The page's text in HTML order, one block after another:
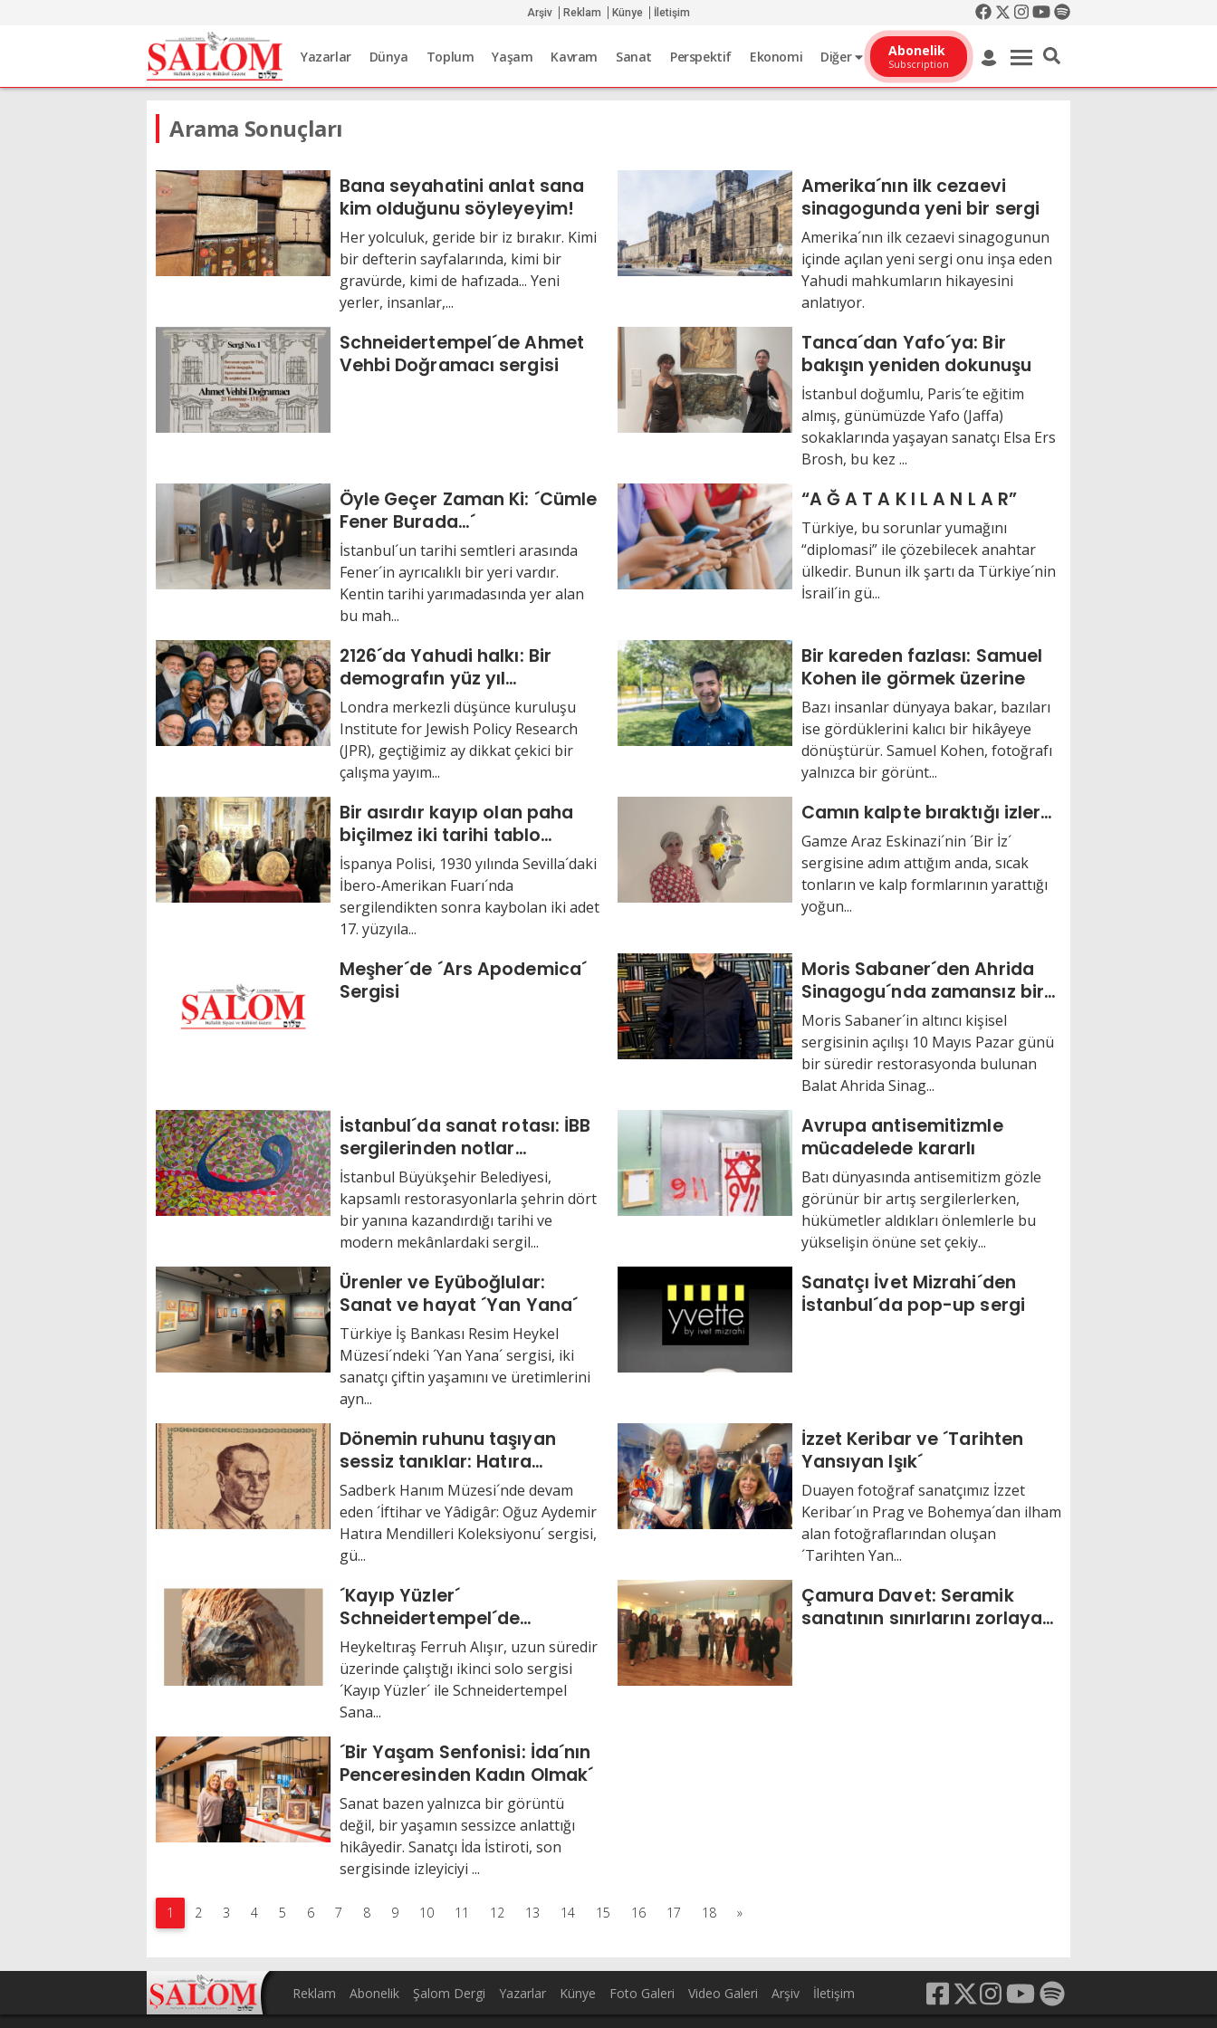
Arşiv Reklam Künye İletişim
Yazarlar Dünya Toplum Yaşam Kavram Sanat Perspektif Ekonomi Diğer Abonelik
Subscription
Arama Sonuçları
Bana seyahatini anlat sana
kim olduğunu söyleyeyim!
Her yolculuk, geride bir iz bırakır. Kimi
bir defterin sayfalarında, kimi bir
gravürde, kimi de hafızada... Yeni
yerler, insanlar,...
Amerika´nın ilk cezaevi
sinagogunda yeni bir sergi
Amerika´nın ilk cezaevi sinagogunun
içinde açılan yeni sergi onu inşa eden
Yahudi mahkumların hikayesini
anlatıyor.
Schneidertempel´de Ahmet
Vehbi Doğramacı sergisi
Tanca´dan Yafo´ya: Bir
bakışın yeniden dokunuşu
İstanbul doğumlu, Paris´te eğitim
almış, günümüzde Yafo (Jaffa)
sokaklarında yaşayan sanatçı Elsa Ers
Brosh, bu kez ...
Öyle Geçer Zaman Ki: ´Cümle
Fener Burada…´
İstanbul´un tarihi semtleri arasında
Fener´in ayrıcalıklı bir yeri vardır.
Kentin tarihi yarımadasında yer alan
bu mah...
“A Ğ A T A K I L A N L A R”
Türkiye, bu sorunlar yumağını
“diplomasi” ile çözebilecek anahtar
ülkedir. Bunun ilk şartı da Türkiye´nin
İsrail´in gü...
2126´da Yahudi halkı: Bir
demografın yüz yıl
sonrasına bakışı
Londra merkezli düşünce kuruluşu
Institute for Jewish Policy Research
(JPR), geçtiğimiz ay dikkat çekici bir
çalışma yayım...
Bir kareden fazlası: Samuel
Kohen ile görmek üzerine
Bazı insanlar dünyaya bakar, bazıları
ise gördüklerini kalıcı bir hikâyeye
dönüştürür. Samuel Kohen, fotoğrafı
yalnızca bir görünt...
Bir asırdır kayıp olan paha
biçilmez iki tarihi tablo
bulundu
İspanya Polisi, 1930 yılında Sevilla´daki
İbero-Amerikan Fuarı´nda
sergilendikten sonra kaybolan iki adet
17. yüzyıla...
Camın kalpte bıraktığı izler…
Gamze Araz Eskinazi´nin ´Bir İz´
sergisine adım attığım anda, sıcak
tonların ve kalp formlarının yarattığı
yoğun...
Meşher´de ´Ars Apodemica´
Sergisi
Moris Sabaner´den Ahrida
Sinagogu´nda zamansız bir
yolculuk
Moris Sabaner´in altıncı kişisel
sergisinin açılışı 10 Mayıs Pazar günü
bir süredir restorasyonda bulunan
Balat Ahrida Sinag...
İstanbul´da sanat rotası: İBB
sergilerinden notlar…
İstanbul Büyükşehir Belediyesi,
kapsamlı restorasyonlarla şehrin dört
bir yanına kazandırdığı tarihi ve
modern mekânlardaki sergil...
Avrupa antisemitizmle
mücadelede kararlı
Batı dünyasında antisemitizm gözle
görünür bir artış sergilerlerken,
hükümetler aldıkları önlemlerle bu
yükselişin önüne set çekiy...
Ürenler ve Eyüboğlular:
Sanat ve hayat ´Yan Yana´
Türkiye İş Bankası Resim Heykel
Müzesi´ndeki ´Yan Yana´ sergisi, iki
sanatçı çiftin yaşamını ve üretimlerini
ayn...
Sanatçı İvet Mizrahi´den
İstanbul´da pop-up sergi
Dönemin ruhunu taşıyan
sessiz tanıklar: Hatıra
Mendilleri
Sadberk Hanım Müzesi´nde devam
eden ´İftihar ve Yâdigâr: Oğuz Aydemir
Hatıra Mendilleri Koleksiyonu´ sergisi,
gü...
İzzet Keribar ve ´Tarihten
Yansıyan Işık´
Duayen fotoğraf sanatçımız İzzet
Keribar´ın Prag ve Bohemya´dan ilham
alan fotoğraflarından oluşan
´Tarihten Yan...
´Kayıp Yüzler´
Schneidertempel´de
izleyiciyle buluşuyor
Heykeltıraş Ferruh Alışır, uzun süredir
üzerinde çalıştığı ikinci solo sergisi
´Kayıp Yüzler´ ile Schneidertempel
Sana...
Çamura Davet: Seramik
sanatının sınırlarını zorlayan
´Bir Yaşam Senfonisi: İda´nın
Penceresinden Kadın Olmak´
Sanat bazen yalnızca bir görüntü
değil, bir yaşamın sessizce anlattığı
hikâyedir. Sanatçı İda İstiroti, son
sergisinde izleyiciyi ...
1 2 3 4 5 6 7 8 9 10 11 12 13 14 15 16 17 18 »
Reklam Abonelik Şalom Dergi Yazarlar Künye Foto Galeri Video Galeri Arşiv İletişim